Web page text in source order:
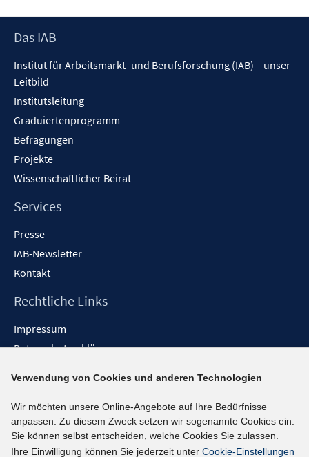
Footer
Das IAB
Institut für Arbeitsmarkt- und Berufsforschung (IAB) – unser
Leitbild
Institutsleitung
Graduiertenprogramm
Befragungen
Projekte
Wissenschaftlicher Beirat
Services
Presse
IAB-Newsletter
Kontakt
Rechtliche Links
Impressum
Datenschutzerklärung
Barrieren melden
Social-Media-Kanäle
BlueSky
Verwendung von Cookies und anderen Technologien
Wir möchten unsere Online-Angebote auf Ihre Bedürfnisse
anpassen. Zu diesem Zweck setzen wir sogenannte Cookies ein.
Sie können selbst entscheiden, welche Cookies Sie zulassen.
Ihre Einwilligung können Sie jederzeit unter Cookie-Einstellungen